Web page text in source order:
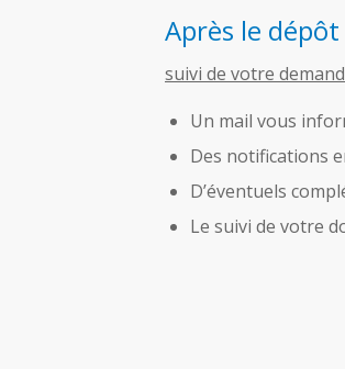
Après le
suivi de votre
Un mail vous
Des notifications
D’éventuels
Le suivi de votre